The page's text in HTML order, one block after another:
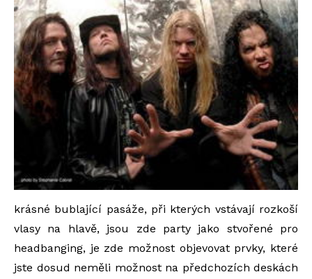
krásné bublající pasáže, při kterých vstávají rozkoší
vlasy na hlavě, jsou zde party jako stvořené pro
headbanging, je zde možnost objevovat prvky, které
jste dosud neměli možnost na předchozích deskách